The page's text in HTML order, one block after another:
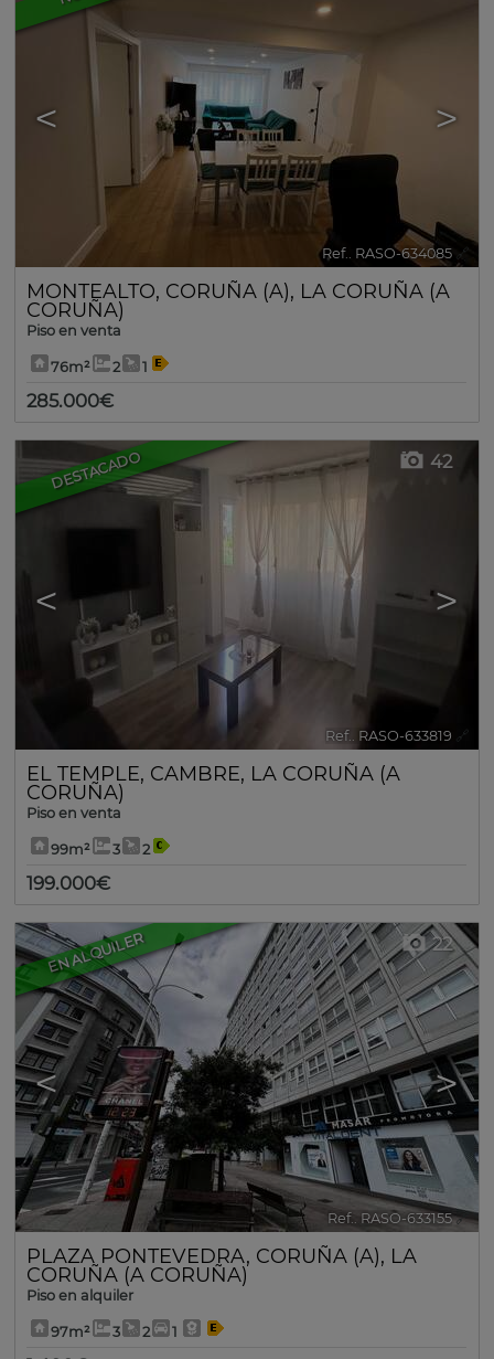
< >
Ref.. RASO-634085 🔗
MONTEALTO, CORUÑA (A), LA CORUÑA (A
CORUÑA)
Piso en venta
76m² 2 1
285.000€
DESTACADO
< >
42
Ref.. RASO-633819 🔗
EL TEMPLE, CAMBRE, LA CORUÑA (A
CORUÑA)
Piso en venta
99m² 3 2
199.000€
EN ALQUILER
< >
22
Ref.. RASO-633155 🔗
PLAZA PONTEVEDRA, CORUÑA (A), LA
CORUÑA (A CORUÑA)
Piso en alquiler
97m² 3 2 1